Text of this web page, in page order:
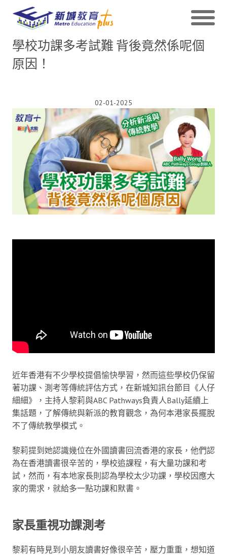
學校功課多考試難 背後竟然係呢個
原因！
02-01-2025
近年香港有不少學校提倡愉快學習，然而這些學校仍保留
著功課、測考等傳統評估方式，在新城知訊台節目《人仔
細細》，主持人黎莉與ABC Pathways負責人Bally延續上
集話題，了解傳統與新派的教育觀念，為何本港家長擺脫
不了傳統教學模式。
黎莉提到她認識幾位在外國讀書回流香港的家長，他們認
為在香港讀書很辛苦的，學校追課程，有大量功課和考
試，然而，有本地家長則認為學校太少功課，學校因應大
家的需求，就給多一點功課和默書。
家長重視功課測考
黎莉有時見到小朋友讀書好像很辛苦，壓力重重，想知道